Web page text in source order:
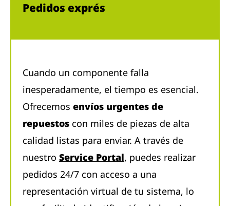
Pedidos exprés
Cuando un componente falla
inesperadamente, el tiempo es esencial.
Ofrecemos envíos urgentes de
repuestos con miles de piezas de alta
calidad listas para enviar. A través de
nuestro Service Portal, puedes realizar
pedidos 24/7 con acceso a una
representación virtual de tu sistema, lo